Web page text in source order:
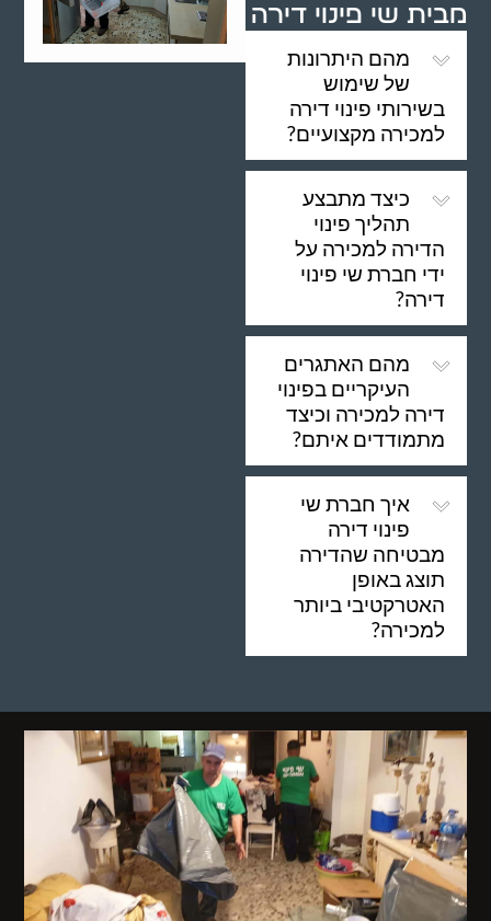
מבית שי פינוי דירה
מהם היתרונות
של שימוש
בשירותי פינוי דירה
למכירה מקצועיים?
כיצד מתבצע
תהליך פינוי
הדירה למכירה על
ידי חברת שי פינוי
דירה?
מהם האתגרים
העיקריים בפינוי
דירה למכירה וכיצד
מתמודדים איתם?
איך חברת שי
פינוי דירה
מבטיחה שהדירה
תוצג באופן
האטרקטיבי ביותר
למכירה?